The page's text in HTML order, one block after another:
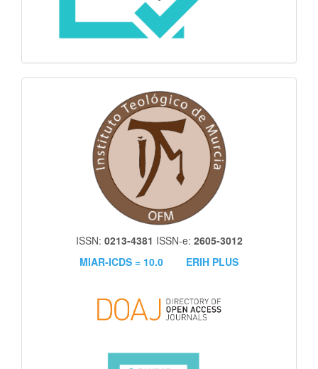
ISSN: 0213-4381 ISSN-e: 2605-3012
MIAR-ICDS = 10.0
ERIH PLUS